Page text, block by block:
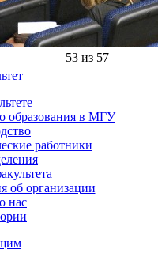
53 из 57
образования в МГУ
работники
об организации
нас